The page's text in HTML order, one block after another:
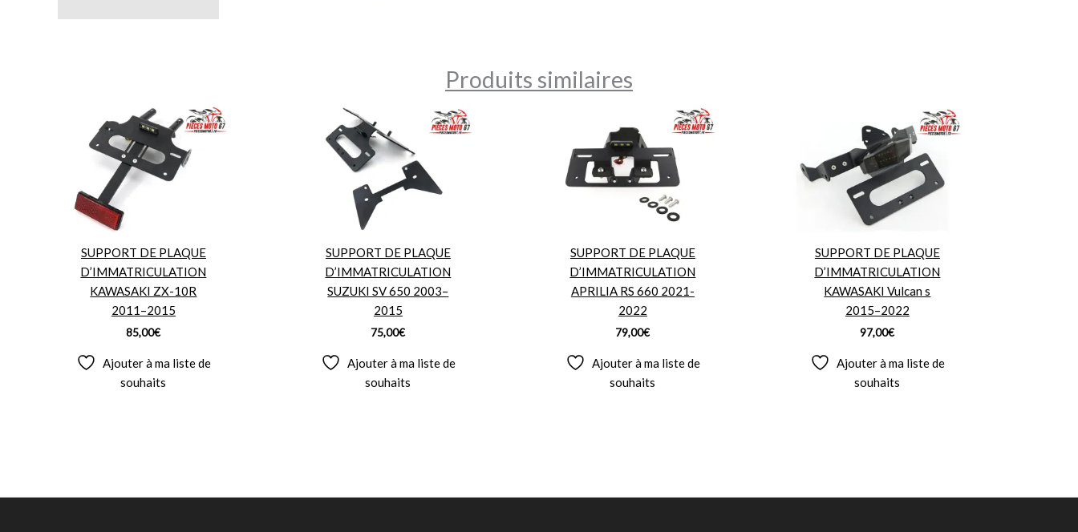
Produits similaires
SUPPORT DE PLAQUE
D’IMMATRICULATION
KAWASAKI ZX-10R
2011–2015
85,00€
Ajouter à ma liste de
souhaits
SUPPORT DE PLAQUE
D’IMMATRICULATION
SUZUKI SV 650 2003–
2015
75,00€
Ajouter à ma liste de
souhaits
SUPPORT DE PLAQUE
D’IMMATRICULATION
APRILIA RS 660 2021-
2022
79,00€
Ajouter à ma liste de
souhaits
SUPPORT DE PLAQUE
D’IMMATRICULATION
KAWASAKI Vulcan s
2015–2022
97,00€
Ajouter à ma liste de
souhaits